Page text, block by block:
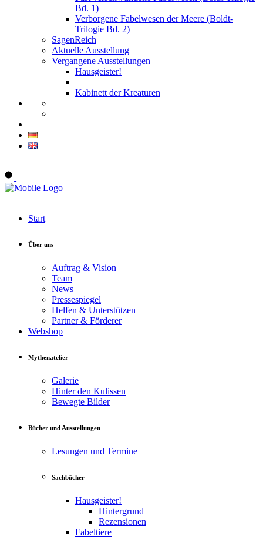
Bd. 1)
Verborgene Fabelwesen der Meere (Boldt-
Trilogie Bd. 2)
SagenReich
Aktuelle Ausstellung
Vergangene Ausstellungen
Hausgeister!
Kabinett der Kreaturen
Start
Über uns
Auftrag & Vision
Team
News
Pressespiegel
Helfen & Unterstützen
Partner & Förderer
Webshop
Mythenatelier
Galerie
Hinter den Kulissen
Bewegte Bilder
Bücher und Ausstellungen
Lesungen und Termine
Sachbücher
Hausgeister!
Hintergrund
Rezensionen
Fabeltiere